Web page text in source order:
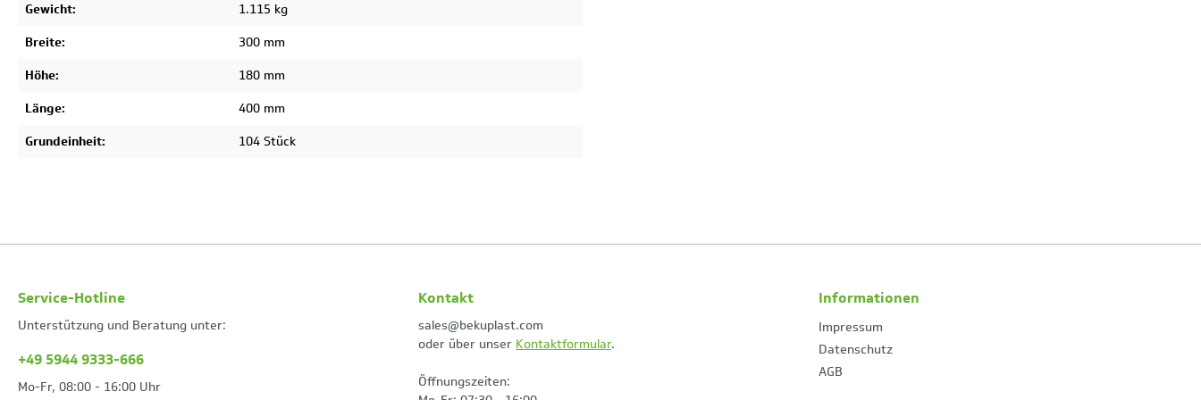
Gewicht:
1.115 kg
Breite:
300 mm
Höhe:
180 mm
Länge:
400 mm
Grundeinheit:
104 Stück
Service-Hotline
Unterstützung und Beratung unter:
+49 5944 9333-666
Mo-Fr, 08:00 - 16:00 Uhr
Kontakt
sales@bekuplast.com
oder über unser Kontaktformular.
Öffnungszeiten:
Informationen
Impressum
Datenschutz
AGB